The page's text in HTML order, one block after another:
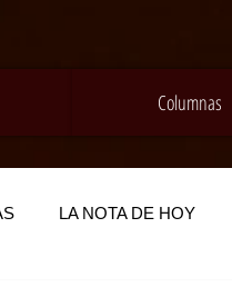
Columnas
LA NOTA DE HOY